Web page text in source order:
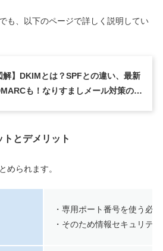
も、以下のページで詳しく説明してい
解】DKIMとは？SPFとの違い、最新
も！なりすましメール対策の仕
とデメリット
められます。
・専用ポート番号を使う必
・そのため情報セキュリテ